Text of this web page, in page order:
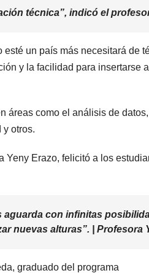
técnica”, indicó el
un país más necesitará de
y la facilidad para insertarse
áreas como el análisis de
y otros.
Yeny Erazo, felicitó a los
aguarda con infinitas
nuevas alturas”. | Profesora
graduado del programa